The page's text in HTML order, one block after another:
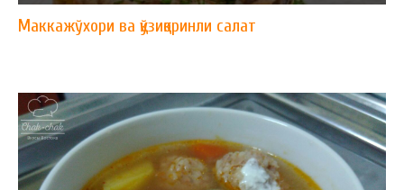
Маккажўхори ва қўзиқоринли салат